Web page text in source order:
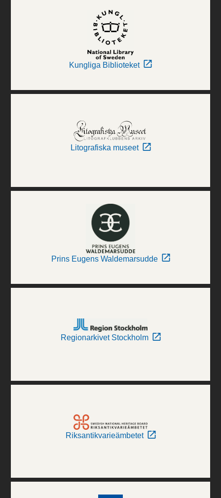
Kungliga Biblioteket
Litografiska museet
Prins Eugens Waldemarsudde
Regionarkivet Stockholm
Riksantikvarieämbetet